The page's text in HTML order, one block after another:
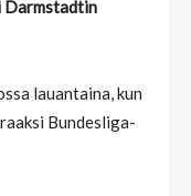
Darmstadtin
lauantaina, kun
Bundesliga-